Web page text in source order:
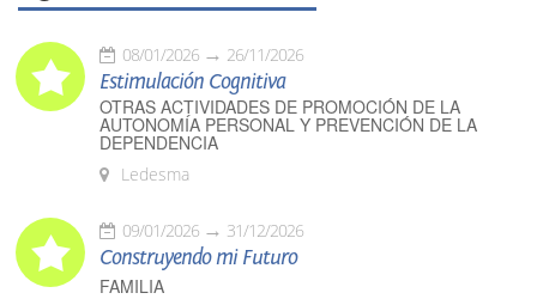
08/01/2026 26/11/2026
Estimulación Cognitiva
OTRAS ACTIVIDADES DE PROMOCIÓN DE LA
AUTONOMÍA PERSONAL Y PREVENCIÓN DE LA
DEPENDENCIA
Ledesma
09/01/2026 31/12/2026
Construyendo mi Futuro
FAMILIA